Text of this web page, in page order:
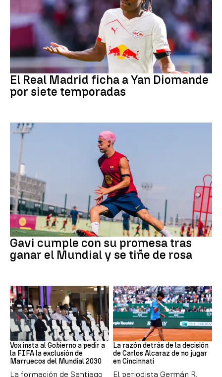
Fútbol
El Real Madrid ficha a Yan Diomande
por siete temporadas
Fútbol
Gavi cumple con su promesa tras
ganar el Mundial y se tiñe de rosa
Mundial 2030
Vox insta al Gobierno a pedir a
la FIFA la exclusión de
Marruecos del Mundial 2030
La formación de Santiago
Tenis
La razón detrás de la decisión
de Carlos Alcaraz de no jugar
en Cincinnati
El periodista Germán R.